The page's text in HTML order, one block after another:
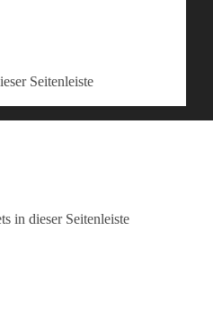
Seitenleiste
in dieser Seitenleiste